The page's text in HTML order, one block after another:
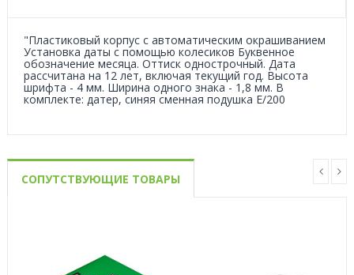
"Пластиковый корпус с автоматическим окрашиванием
Установка даты с помощью колесиков Буквенное
обозначение месяца. Оттиск однострочный. Дата
рассчитана на 12 лет, включая текущий год. Высота
шрифта - 4 мм. Ширина одного знака - 1,8 мм. В
комплекте: датер, синяя сменная подушка E/200
СОПУТСТВУЮЩИЕ ТОВАРЫ